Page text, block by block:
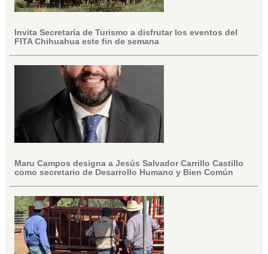
Invita Secretaría de Turismo a disfrutar los eventos del
FITA Chihuahua este fin de semana
Maru Campos designa a Jesús Salvador Carrillo Castillo
como secretario de Desarrollo Humano y Bien Común